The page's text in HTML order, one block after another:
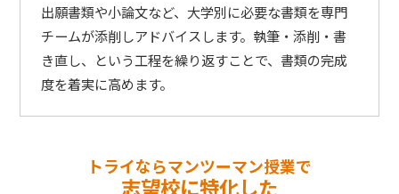
出願書類や小論文など、大学別に必要な書類を専門
チームが添削しアドバイスします。執筆・添削・書
き直し、という工程を繰り返すことで、書類の完成
度を着実に高めます。
トライならマンツーマン授業で
志望校に特化した